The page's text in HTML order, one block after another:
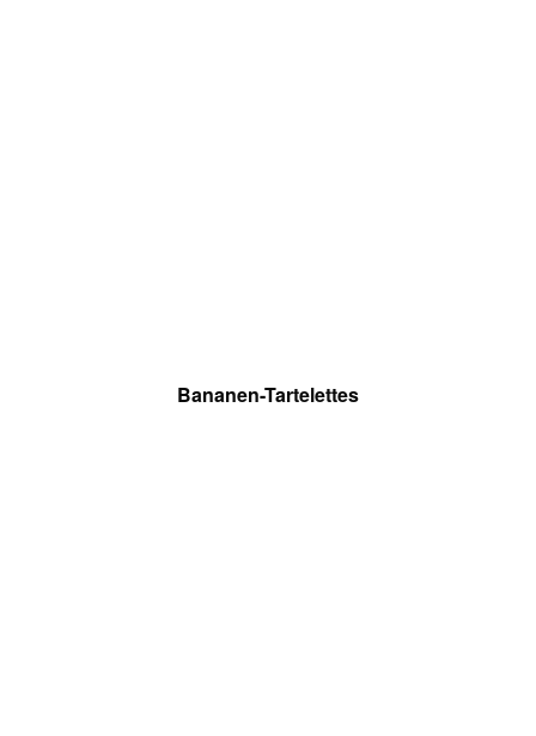
Bananen-Tartelettes